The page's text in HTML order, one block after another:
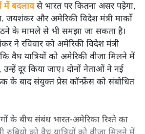
में बदलावसे भारत पर कितना असर पड़ेगा,
जयशंकर और अमेरिकी विदेश मंत्री मार्को
के मामले से भी समझा जा सकता है।
ने रविवार को अमेरिकी विदेश मंत्री
वैध यात्रियों को अमेरिकी वीजा मिलने में
दूर किया जाए। दोनों नेताओं ने नई
के बाद संयुक्त प्रेस कॉन्फ्रेंस को संबोधित
के बीच संबंध भारत-अमेरिका रिश्ते का